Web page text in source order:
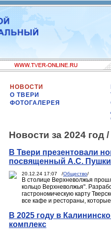
НОВОСТИ
О ТВЕРИ
ФОТОГАЛЕРЕЯ
Новости за 2024 год /
В Твери презентовали
посвященный А.С.
20.12.24 17:07 /Общество/
В столице Верхневолжья
кольцо Верхневолжья".
гастрономическую карту
все кафе и рестораны,
В 2025 году в
комплекс